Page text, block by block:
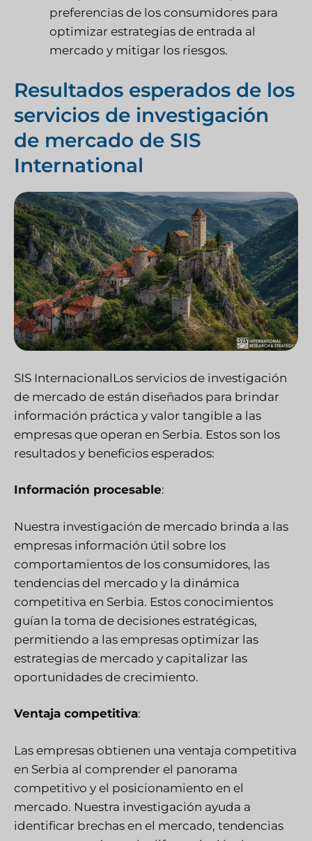
preferencias de los consumidores para
optimizar estrategias de entrada al
mercado y mitigar los riesgos.
Resultados esperados de los
servicios de investigación
de mercado de SIS
International
SIS Internacional Los servicios de investigación
de mercado de están diseñados para brindar
información práctica y valor tangible a las
empresas que operan en Serbia. Estos son los
resultados y beneficios esperados:
Información procesable:
Nuestra investigación de mercado brinda a las
empresas información útil sobre los
comportamientos de los consumidores, las
tendencias del mercado y la dinámica
competitiva en Serbia. Estos conocimientos
guían la toma de decisiones estratégicas,
permitiendo a las empresas optimizar las
estrategias de mercado y capitalizar las
oportunidades de crecimiento.
Ventaja competitiva:
Las empresas obtienen una ventaja competitiva
en Serbia al comprender el panorama
competitivo y el posicionamiento en el
mercado. Nuestra investigación ayuda a
identificar brechas en el mercado, tendencias